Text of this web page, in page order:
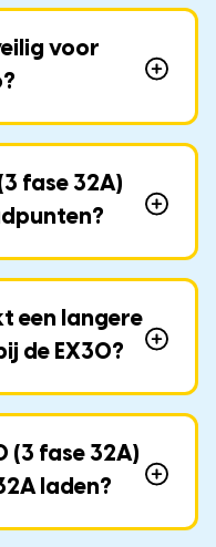
voor
fase 32A)
een langere
de EX30?
(3 fase 32A)
laden?